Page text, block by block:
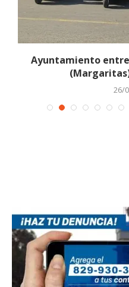
Ayuntamiento
(Margaritas)
26/